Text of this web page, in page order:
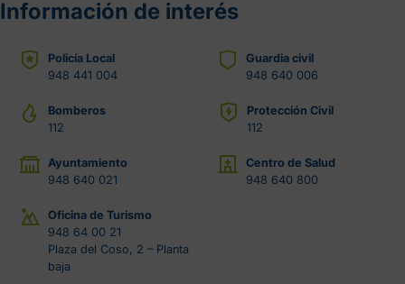
Información de interés
Policía Local
948 441 004
Guardia civil
948 640 006
Bomberos
112
Protección Civil
112
Ayuntamiento
948 640 021
Centro de Salud
948 640 800
Oficina de Turismo
948 64 00 21
Plaza del Coso, 2 – Planta
baja